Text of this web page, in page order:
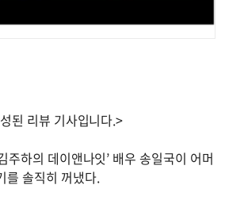
된 리뷰 기사입니다.>
주하의 데이앤나잇’ 배우 송일국이 어머
를 솔직히 꺼냈다.